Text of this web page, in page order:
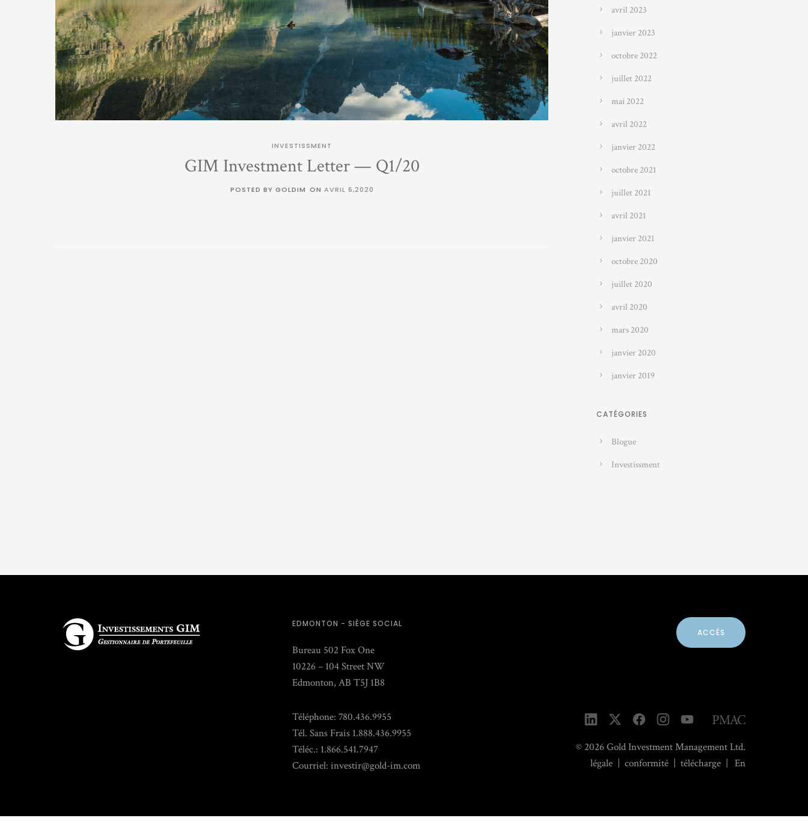
INVESTISSMENT
GIM Investment Letter — Q1/20
POSTED BY GOLDIM ON AVRIL 6,2020
avril 2023
janvier 2023
octobre 2022
juillet 2022
mai 2022
avril 2022
janvier 2022
octobre 2021
juillet 2021
avril 2021
janvier 2021
octobre 2020
juillet 2020
avril 2020
mars 2020
janvier 2020
janvier 2019
CATÉGORIES
Blogue
Investissment
EDMONTON - SIÈGE SOCIAL
Bureau 502 Fox One
10226 – 104 Street NW
Edmonton, AB T5J 1B8
Téléphone: 780.436.9955
Tél. Sans Frais 1.888.436.9955
Téléc.: 1.866.541.7947
Courriel:investir@gold-im.com
ACCÉS
© 2026 Gold Investment Management Ltd.
légale | conformité | télécharge | En